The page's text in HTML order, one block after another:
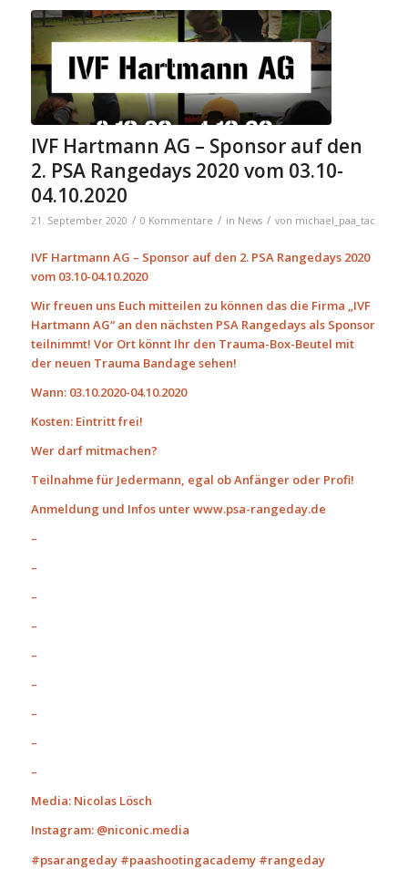
IVF Hartmann AG – Sponsor auf den
2. PSA Rangedays 2020 vom 03.10-
04.10.2020
21. September 2020 / 0 Kommentare / in News / von michael_paa_tac
IVF Hartmann AG – Sponsor auf den 2. PSA Rangedays 2020
vom 03.10-04.10.2020
Wir freuen uns Euch mitteilen zu können das die Firma „IVF
Hartmann AG“ an den nächsten PSA Rangedays als Sponsor
teilnimmt! Vor Ort könnt Ihr den Trauma-Box-Beutel mit
der neuen Trauma Bandage sehen!
Wann: 03.10.2020-04.10.2020
Kosten: Eintritt frei!
Wer darf mitmachen?
Teilnahme für Jedermann, egal ob Anfänger oder Profi!
Anmeldung und Infos unter www.psa-rangeday.de
–
–
–
–
–
–
–
–
–
Media: Nicolas Lösch
Instagram: @niconic.media
#psarangeday #paashootingacademy #rangeday